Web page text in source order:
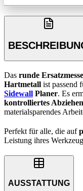
Das runde
Hartmetall ist passend
Sidewall Planer. Es
kontrolliertes
materialsparendes
Perfekt für alle, die auf
Leistung ihres
AUSSTATTUNG